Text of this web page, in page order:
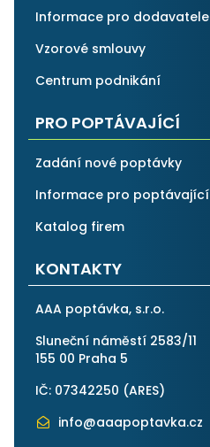
Informace pro dodavatele
Vzorové smlouvy
Centrum podnikání
PRO POPTÁVAJÍCÍ
Zadání nové poptávky
Informace pro poptávající
Katalog firem
KONTAKTY
AAA poptávka, s.r.o.
Sluneční náměstí 2583/11
155 00 Praha 5
IČ: 07342250 (ARES)
info@aaapoptavka.cz